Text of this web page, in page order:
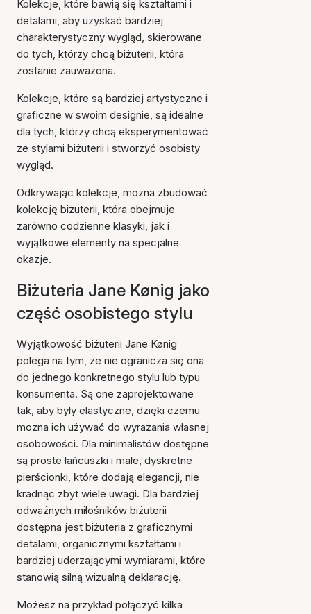
Kolekcje, które bawią się kształtami i
detalami, aby uzyskać bardziej
charakterystyczny wygląd, skierowane
do tych, którzy chcą biżuterii, która
zostanie zauważona.
Kolekcje, które są bardziej artystyczne i
graficzne w swoim designie, są idealne
dla tych, którzy chcą eksperymentować
ze stylami biżuterii i stworzyć osobisty
wygląd.
Odkrywając kolekcje, można zbudować
kolekcję biżuterii, która obejmuje
zarówno codzienne klasyki, jak i
wyjątkowe elementy na specjalne
okazje.
Biżuteria Jane Kønig jako
część osobistego stylu
Wyjątkowość biżuterii Jane Kønig
polega na tym, że nie ogranicza się ona
do jednego konkretnego stylu lub typu
konsumenta. Są one zaprojektowane
tak, aby były elastyczne, dzięki czemu
można ich używać do wyrażania własnej
osobowości. Dla minimalistów dostępne
są proste łańcuszki i małe, dyskretne
pierścionki, które dodają elegancji, nie
kradnąc zbyt wiele uwagi. Dla bardziej
odważnych miłośników biżuterii
dostępna jest biżuteria z graficznymi
detalami, organicznymi kształtami i
bardziej uderzającymi wymiarami, które
stanowią silną wizualną deklarację.
Możesz na przykład połączyć kilka